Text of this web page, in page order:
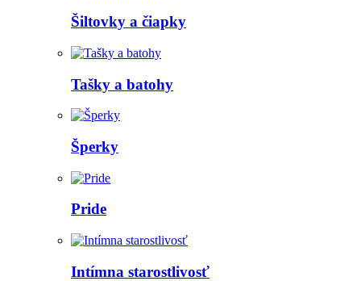
Šiltovky a čiapky
Tašky a batohy
Šperky
Pride
Intímna starostlivosť